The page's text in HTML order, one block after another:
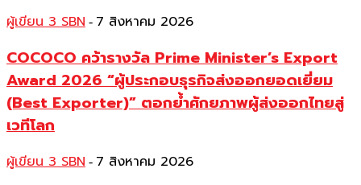
ผู้เขียน 3 SBN - 7 สิงหาคม 2026
COCOCO คว้ารางวัล Prime Minister’s Export
Award 2026 “ผู้ประกอบธุรกิจส่งออกยอดเยี่ยม
(Best Exporter)” ตอกย้ำศักยภาพผู้ส่งออกไทยสู่
เวทีโลก
ผู้เขียน 3 SBN - 7 สิงหาคม 2026